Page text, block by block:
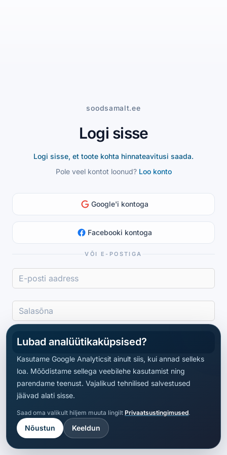
soodsamalt.ee
Logi sisse
Logi sisse, et toote kohta hinnateavitusi saada.
Pole veel kontot loonud? Loo konto
Google'i kontoga
Facebooki kontoga
VÕI E-POSTIGA
Logi sisse
Lubad analüütikaküpsised?
Kasutame Google Analyticsit ainult siis, kui annad selleks
loa. Mõõdistame sellega veebilehe kasutamist ning
parendame teenust. Vajalikud tehnilised salvestused
jäävad alati sisse.
Saad oma valikult hiljem muuta lingilt Privaatsustingimused.
Nõustun Keeldun